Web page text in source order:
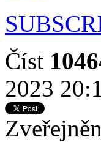
Číst
2023